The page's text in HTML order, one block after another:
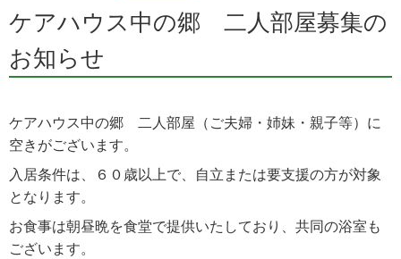
ケアハウス中の郷 二人部屋募集の
お知らせ
ケアハウス中の郷 二人部屋（ご夫婦・姉妹・親子等）に
空きがございます。
入居条件は、６０歳以上で、自立または要支援の方が対象
となります。
お食事は朝昼晩を食堂で提供いたしており、共同の浴室も
ございます。